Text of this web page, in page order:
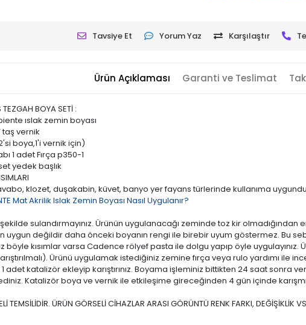
Tavsiye Et Yorum Yaz Karşılaştır
Ürün Açıklaması Garanti ve Teslimat
BOYA SETİ :
ıslak zemin boyası
taş vernik
boya,1'i vernik için)
1 adet Fırça p350-1
yedek başlık
klozet, duşakabin, küvet, banyo yer fayans türlerinde kullanıma
Mat Akrilik Islak Zemin Boyası Nasıl Uygulanır?
sulandırmayınız. Ürünün uygulanacağı zeminde toz kir
uygun değildir daha önceki boyanın rengi ile birebir uyum göstermez. Bu
böyle kısımlar varsa Cadence rölyef pasta ile dolgu yapıp öyle
Ürünü uygulamak istediğiniz zemine fırça veya rulo yardımı ile
adet katalizör ekleyip karıştırınız. Boyama işleminiz bittikten 24 saat sonra
Katalizör boya ve vernik ile etkileşime gireceğinden 4 gün içinde
TEMSİLİDİR. ÜRÜN GÖRSELİ CİHAZLAR ARASI GÖRÜNTÜ RENK FARKI, DEĞİŞİKLİK